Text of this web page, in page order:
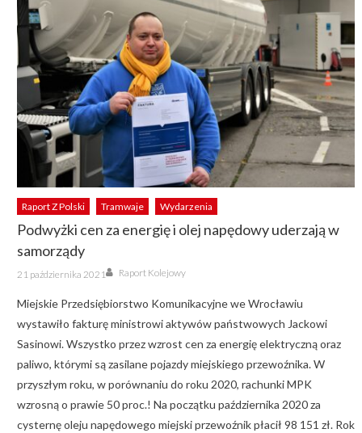
Raport Z Polski Tramwaje Wydarzenia
Podwyżki cen za energię i olej napędowy uderzają w
samorządy
Posted
on
21 października 2021 Author
Raport Kolejowy
Miejskie Przedsiębiorstwo Komunikacyjne we Wrocławiu
wystawiło fakturę ministrowi aktywów państwowych Jackowi
Sasinowi. Wszystko przez wzrost cen za energię elektryczną oraz
paliwo, którymi są zasilane pojazdy miejskiego przewoźnika. W
przyszłym roku, w porównaniu do roku 2020, rachunki MPK
wzrosną o prawie 50 proc.! Na początku października 2020 za
cysternę oleju napędowego miejski przewoźnik płacił 98 151 zł. Rok